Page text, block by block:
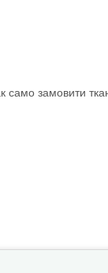
замовити